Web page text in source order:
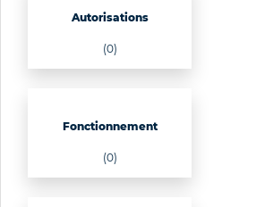
Autorisations
(0)
Fonctionnement
(0)